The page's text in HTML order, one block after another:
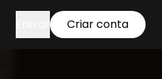
Criar conta